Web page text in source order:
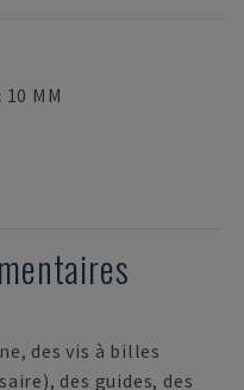
10 MM
des vis à billes
des guides, des